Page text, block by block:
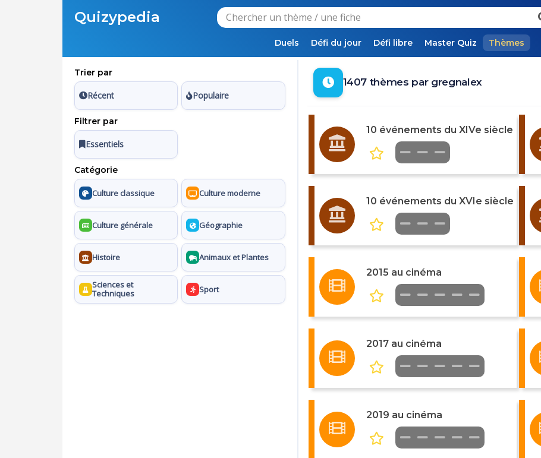
Quizypedia
Duels Défi du jour Défi libre Master Quiz Thèmes
Trier par
Récent Populaire
Filtrer par
Essentiels
Catégorie
Culture classique Culture moderne
Culture générale Géographie
Histoire Animaux et Plantes
Sciences et
Techniques
Sport
1407 thèmes par gregnalex
10 événements du XIVe siècle
10 événements du XVIe siècle
2015 au cinéma
2017 au cinéma
2019 au cinéma